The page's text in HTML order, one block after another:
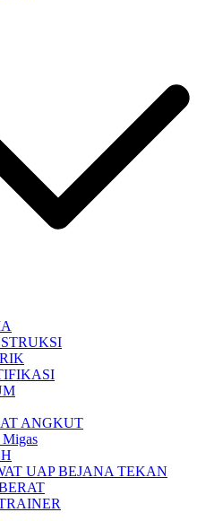
ANGKUT
UAP BEJANA TEKAN